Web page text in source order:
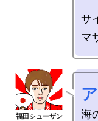
サ
ア
海